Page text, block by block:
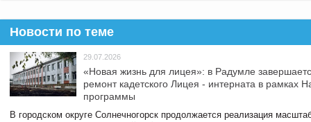
Новости по теме
29.07.2026
«Новая жизнь для лицея»: в Радумле
ремонт кадетского Лицея - интерната в рамках
программы
В городском округе Солнечногорск продолжается реализация